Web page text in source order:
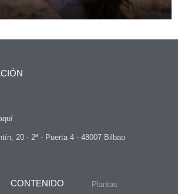
20 - 2ª - Puerta 4 - 48007 Bilbao
CONTENIDO
Plantas